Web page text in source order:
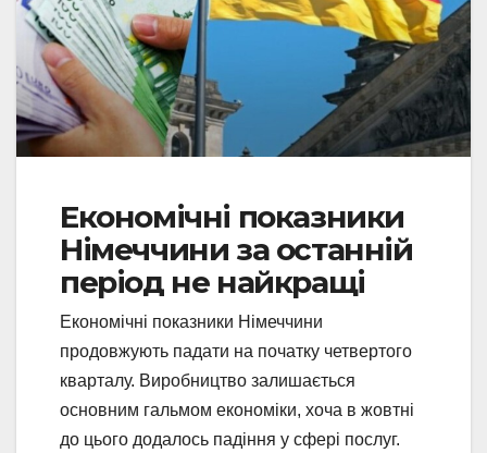
Економічні показники
Німеччини за останній
період не найкращі
Економічні показники Німеччини
продовжують падати на початку четвертого
кварталу. Виробництво залишається
основним гальмом економіки, хоча в жовтні
до цього додалось падіння у сфері послуг.